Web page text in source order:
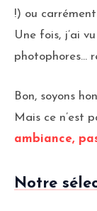
!) ou
Une fois, j’ai
photophores…
Bon, soyons
Mais ce n’est
ambiance,
Notre